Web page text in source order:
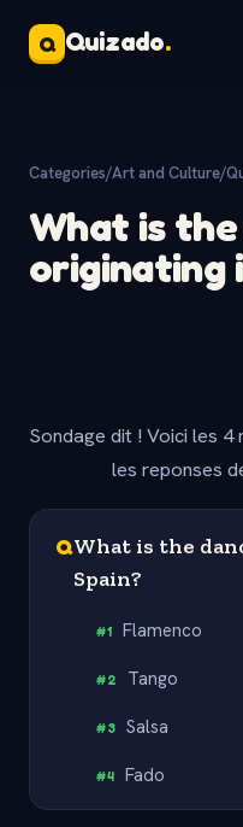
Q Quizado.
Categories/Art and Culture/
What is
originating
Sondage dit ! Voici les
les reponses
QWhat is the
Spain?
#1 Flamenco
#2 Tango
#3 Salsa
#4 Fado